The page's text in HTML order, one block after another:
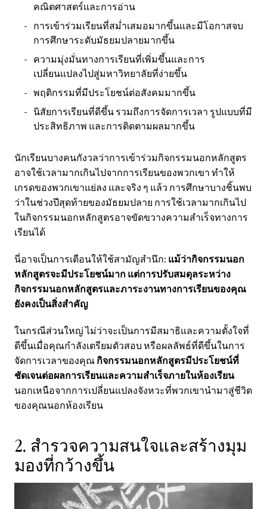
คณิตศาสตร์และการอ่าน
การเข้าร่วมเรียนที่สม่ำเสมอมากขึ้นและมีโอกาสจบ
การศึกษาระดับมัธยมปลายมากขึ้น
ความมุ่งมั่นทางการเรียนที่เพิ่มขึ้นและการ
เปลี่ยนแปลงไปสู่มหาวิทยาลัยที่ง่ายขึ้น
พฤติกรรมที่มีประโยชน์ต่อสังคมมากขึ้น
นิสัยการเรียนที่ดีขึ้น รวมถึงการจัดการเวลา รูปแบบที่มี
ประสิทธิภาพ และการติดตามผลมากขึ้น
นักเรียนบางคนกังวลว่าการเข้าร่วมกิจกรรมนอกหลักสูตร
อาจใช้เวลามากเกินไปจากการเรียนของพวกเขา ทำให้
เกรดของพวกเขาแย่ลง และจริง ๆ แล้ว การศึกษาบางชิ้นพบ
ว่าในช่วงปีสุดท้ายของมัธยมปลาย การใช้เวลามากเกินไป
ในกิจกรรมนอกหลักสูตรอาจขัดขวางความสำเร็จทางการ
เรียนได้
นี่อาจเป็นการเตือนให้ใช้สามัญสำนึก: แม้ว่ากิจกรรมนอก
หลักสูตรจะมีประโยชน์มาก แต่การปรับสมดุลระหว่าง
กิจกรรมนอกหลักสูตรและภาระงานทางการเรียนของคุณ
ยังคงเป็นสิ่งสำคัญ
ในกรณีส่วนใหญ่ ไม่ว่าจะเป็นการมีสมาธิและความตั้งใจที่
ดีขึ้นเมื่อคุณกำลังเตรียมตัวสอบ หรือผลลัพธ์ที่ดีขึ้นในการ
จัดการเวลาของคุณ กิจกรรมนอกหลักสูตรมีประโยชน์ที่
ชัดเจนต่อผลการเรียนและความสำเร็จภายในห้องเรียน
นอกเหนือจากการเปลี่ยนแปลงจังหวะที่พวกเขานำมาสู่ชีวิต
ของคุณนอกห้องเรียน
2. สำรวจความสนใจและสร้างมุม
มองที่กว้างขึ้น